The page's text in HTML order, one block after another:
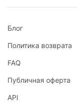
Блог
Политика возврата
FAQ
Публичная оферта
API